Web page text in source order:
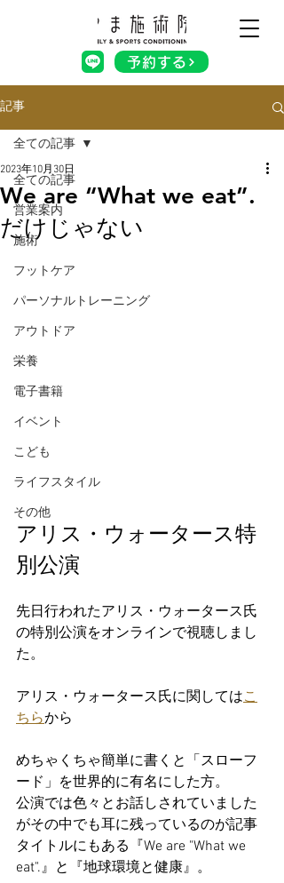
予約する
記事
全ての記事
営業案内
施術
フットケア
パーソナルトレーニング
アウトドア
栄養
電子書籍
イベント
こども
ライフスタイル
その他
全ての記事
We are “What we eat”.
だけじゃない
2023年10月30日
アリス・ウォータース特
別公演
先日行われたアリス・ウォータース氏
の特別公演をオンラインで視聴しまし
た。
アリス・ウォータース氏に関してはこ
ちらから
めちゃくちゃ簡単に書くと「スローフ
ード」を世界的に有名にした方。
公演では色々とお話しされていました
がその中でも耳に残っているのが記事
タイトルにもある『We are "What we
eat".』と『地球環境と健康』。